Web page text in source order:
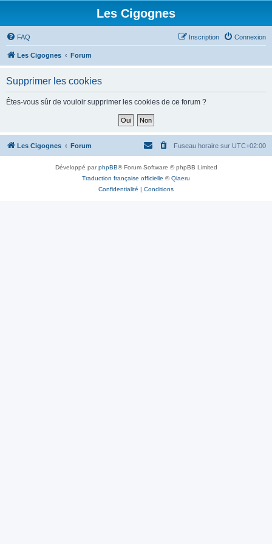
Les Cigognes
FAQ Connexion
Inscription
Les Cigognes Forum
Supprimer les cookies
Êtes-vous sûr de vouloir supprimer les cookies de ce forum ?
Les Cigognes Forum Fuseau horaire sur UTC+02:00
Développé parphpBB® Forum Software © phpBB Limited
Traduction française officielle ©Qiaeru
Confidentialité | Conditions